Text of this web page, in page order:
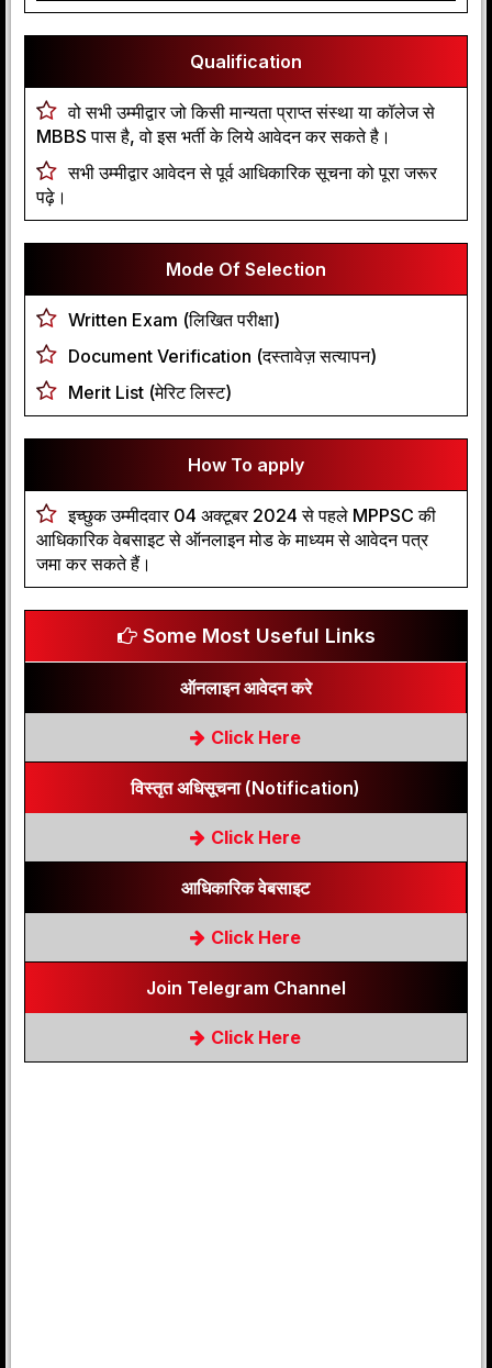
Qualification
वो सभी उम्मीद्वार जो किसी मान्यता प्राप्त संस्था या कॉलेज से
MBBS पास है, वो इस भर्ती के लिये आवेदन कर सकते है।
सभी उम्मीद्वार आवेदन से पूर्व आधिकारिक सूचना को पूरा जरूर
पढ़े।
Mode Of Selection
Written Exam (लिखित परीक्षा)
Document Verification (दस्तावेज़ सत्यापन)
Merit List (मेरिट लिस्ट)
How To apply
इच्छुक उम्मीदवार 04 अक्टूबर 2024 से पहले MPPSC की
आधिकारिक वेबसाइट से ऑनलाइन मोड के माध्यम से आवेदन पत्र
जमा कर सकते हैं।
Some Most Useful Links
ऑनलाइन आवेदन करे
Click Here
विस्तृत अधिसूचना (Notification)
Click Here
आधिकारिक वेबसाइट
Click Here
Join Telegram Channel
Click Here